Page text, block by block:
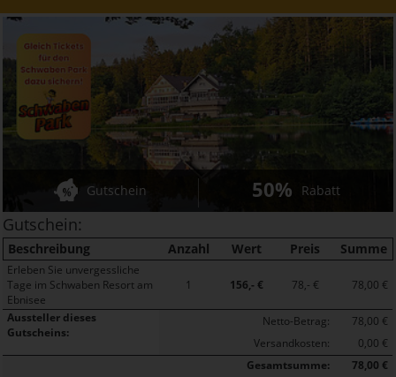
Gutschein 50% Rabatt
Gutschein:
Beschreibung Anzahl Wert Preis Summe
Erleben Sie unvergessliche
Tage im Schwaben Resort am
Ebnisee
1 156,- € 78,- € 78,00 €
Aussteller dieses
Gutscheins:
Netto-Betrag:
78,00 €
Versandkosten:
0,00 €
Gesamtsumme:
78,00 €